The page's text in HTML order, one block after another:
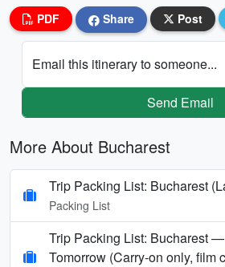
PDF Share Post
Email this itinerary to someone...
Send Email
More About Bucharest
Trip Packing List: Bucharest
Packing List
Trip Packing List: Bucharest
Tomorrow (Carry-on only, film